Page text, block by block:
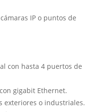
IP o puntos de
con hasta 4 puertos de
gigabit Ethernet.
exteriores o industriales.